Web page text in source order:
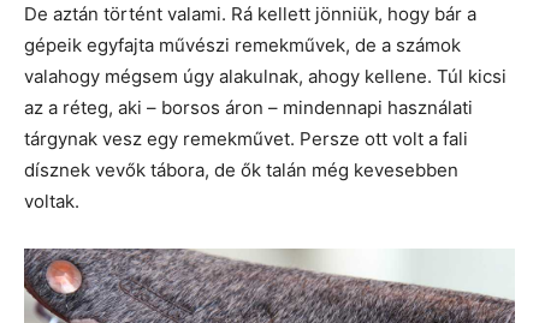
De aztán történt valami. Rá kellett jönniük, hogy bár a
gépeik egyfajta művészi remekművek, de a számok
valahogy mégsem úgy alakulnak, ahogy kellene. Túl kicsi
az a réteg, aki – borsos áron – mindennapi használati
tárgynak vesz egy remekművet. Persze ott volt a fali
dísznek vevők tábora, de ők talán még kevesebben
voltak.